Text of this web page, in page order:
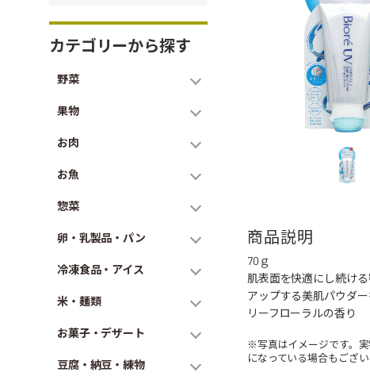
カテゴリーから探す
野菜
果物
お肉
お魚
惣菜
卵・乳製品・パン
冷凍食品・アイス
米・麺類
お菓子・デザート
豆腐・納豆・練物
商品説明
70ｇ
肌表面を快適にし続け
アップする美肌パウダ
リーフローラルの香り
※写真はイメージです。
になっている場合もござ